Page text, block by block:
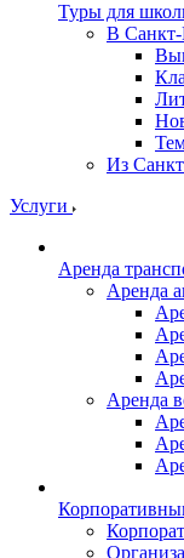
Туры для
В Санкт-
Из
Услуги
Аренда
Аренда
Аренда